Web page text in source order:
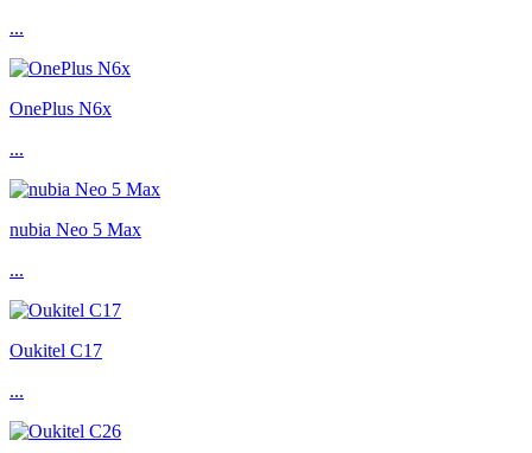
...
OnePlus N6x
...
nubia Neo 5 Max
...
Oukitel C17
...